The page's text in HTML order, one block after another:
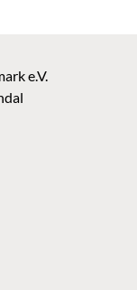
e.V.